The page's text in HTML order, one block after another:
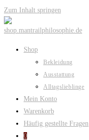
Zum Inhalt springen
Shop
Bekleidung
Ausstattung
Alltagslieblinge
Mein Konto
Warenkorb
Häufig gestellte Fragen
0